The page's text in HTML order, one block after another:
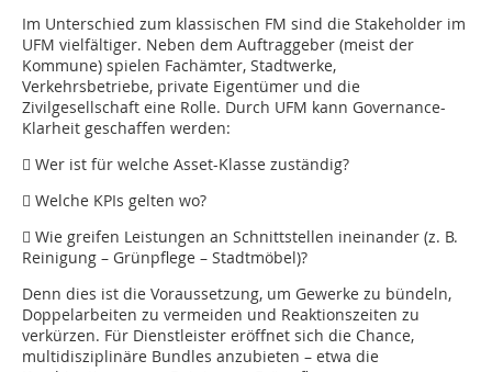
Im Unterschied zum klassischen FM sind die Stakeholder im
UFM vielfältiger. Neben dem Auftraggeber (meist der
Kommune) spielen Fachämter, Stadtwerke,
Verkehrsbetriebe, private Eigentümer und die
Zivilgesellschaft eine Rolle. Durch UFM kann Governance-
Klarheit geschaffen werden:
 Wer ist für welche Asset-Klasse ­zuständig?
 Welche KPIs gelten wo?
 Wie greifen Leistungen an Schnittstellen ineinander (z. B.
Reinigung – Grünpflege – Stadtmöbel)?
Denn dies ist die Voraussetzung, um Gewerke zu bündeln,
Doppelarbeiten zu vermeiden und Reaktionszeiten zu
verkürzen. Für Dienstleister eröffnet sich die Chance,
multidisziplinäre Bundles anzubieten – etwa die